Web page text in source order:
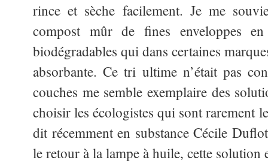
rince et sèche facilement. Je me
compost mûr de fines enveloppes
biodégradables qui dans certaines
absorbante. Ce tri ultime n’était pas
couches me semble exemplaire des
choisir les écologistes qui sont rarement
dit récemment en substance Cécile
le retour à la lampe à huile, cette solution